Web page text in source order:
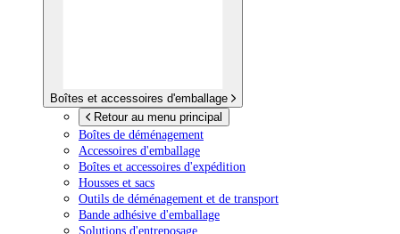
Boîtes et accessoires d'emballage
Retour au menu principal
Boîtes de déménagement
Accessoires d'emballage
Boîtes et accessoires d'expédition
Housses et sacs
Outils de déménagement et de transport
Bande adhésive d'emballage
Solutions d'entreposage